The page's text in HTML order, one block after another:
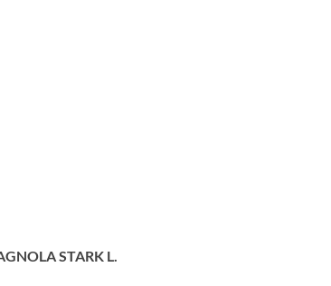
STARK L.